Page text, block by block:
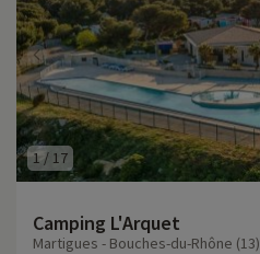
1/ 17
Camping L'Arquet
Martigues - Bouches-du-Rhône (13)